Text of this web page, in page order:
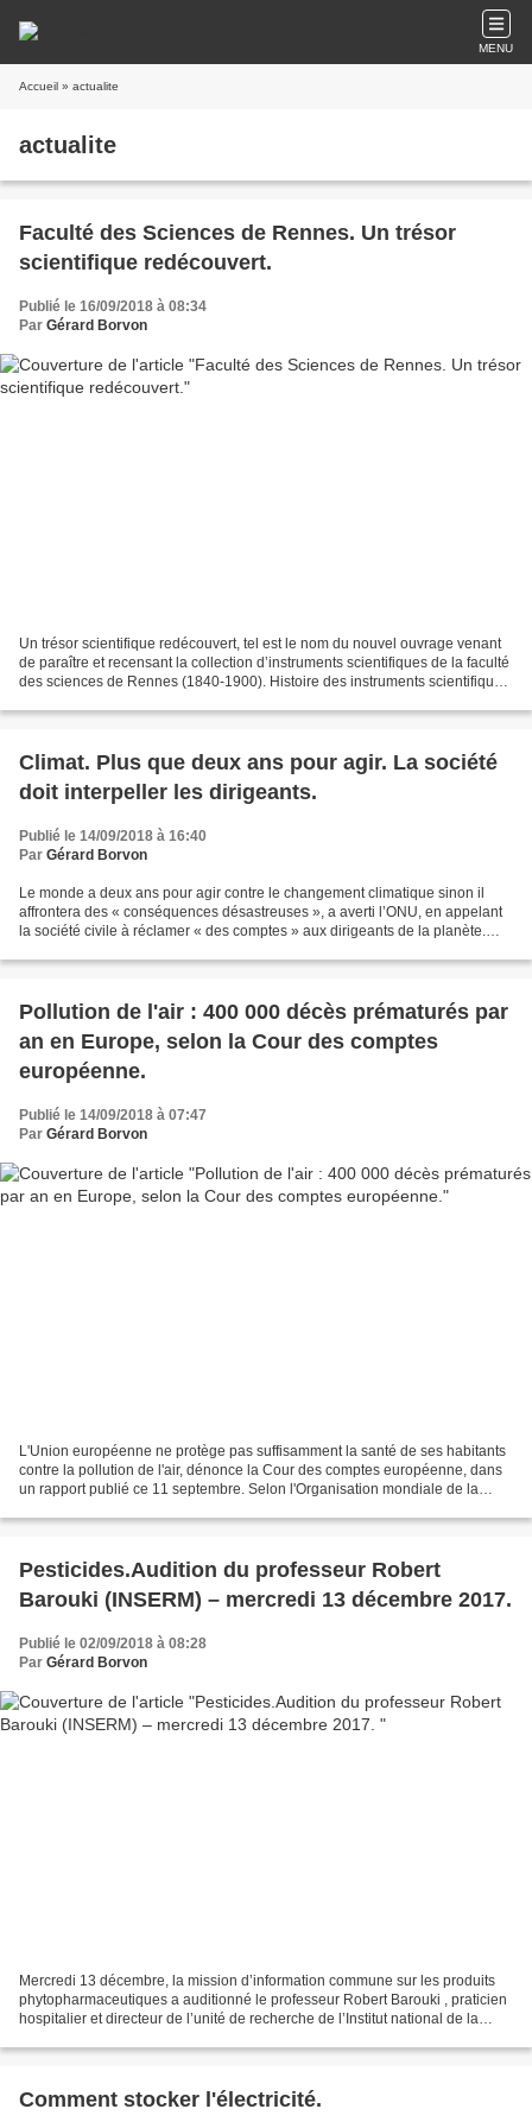
MENU
Accueil » actualite
actualite
Faculté des Sciences de Rennes. Un trésor
scientifique redécouvert.
Publié le 16/09/2018 à 08:34
Par Gérard Borvon
Un trésor scientifique redécouvert, tel est le nom du nouvel ouvrage venant
de paraître et recensant la collection d’instruments scientifiques de la faculté
des sciences de Rennes (1840-1900). Histoire des instruments scientifiques
Climat. Plus que deux ans pour agir. La société
doit interpeller les dirigeants.
Publié le 14/09/2018 à 16:40
Par Gérard Borvon
Le monde a deux ans pour agir contre le changement climatique sinon il
affrontera des « conséquences désastreuses », a averti l’ONU, en appelant
la société civile à réclamer « des comptes » aux dirigeants de la planète.
Pollution de l'air : 400 000 décès prématurés par
an en Europe, selon la Cour des comptes
européenne.
Publié le 14/09/2018 à 07:47
Par Gérard Borvon
L'Union européenne ne protège pas suffisamment la santé de ses habitants
contre la pollution de l'air, dénonce la Cour des comptes européenne, dans
un rapport publié ce 11 septembre. Selon l'Organisation mondiale de la
Pesticides.Audition du professeur Robert
Barouki (INSERM) – mercredi 13 décembre 2017.
Publié le 02/09/2018 à 08:28
Par Gérard Borvon
Mercredi 13 décembre, la mission d’information commune sur les produits
phytopharmaceutiques a auditionné le professeur Robert Barouki , praticien
hospitalier et directeur de l’unité de recherche de l’Institut national de la
Comment stocker l'électricité.